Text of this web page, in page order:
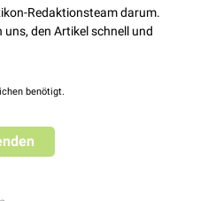
Redaktionsteam darum.
den Artikel schnell und
benötigt.